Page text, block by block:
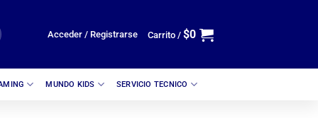
Acceder / Registrarse Carrito / $0
MUNDO KIDS SERVICIO TECNICO